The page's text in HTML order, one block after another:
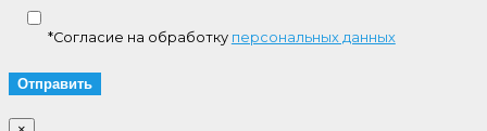
*Согласие на обработку персональных данных